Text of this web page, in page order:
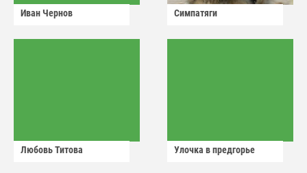
Иван Чернов Симпатяги
Любовь Титова Улочка в предгорье